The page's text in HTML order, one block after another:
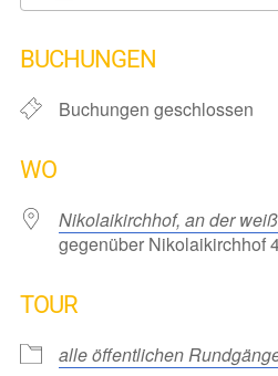
BUCHUNGEN
Buchungen geschlossen
WO
Nikolaikirchhof, an der
gegenüber Nikolaikirchhof
TOUR
alle öffentlichen